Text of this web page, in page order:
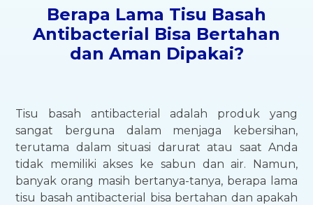
Berapa Lama Tisu Basah
Antibacterial Bisa Bertahan
dan Aman Dipakai?
Tisu basah antibacterial adalah produk yang
sangat berguna dalam menjaga kebersihan,
terutama dalam situasi darurat atau saat Anda
tidak memiliki akses ke sabun dan air. Namun,
banyak orang masih bertanya-tanya, berapa lama
tisu basah antibacterial bisa bertahan dan apakah